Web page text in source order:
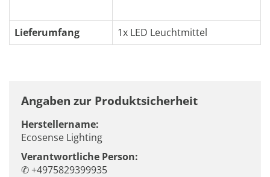
Lieferumfang 1x LED Leuchtmittel
Angaben zur Produktsicherheit
Herstellername:
Ecosense Lighting
Verantwortliche Person:
✆ +4975829399935